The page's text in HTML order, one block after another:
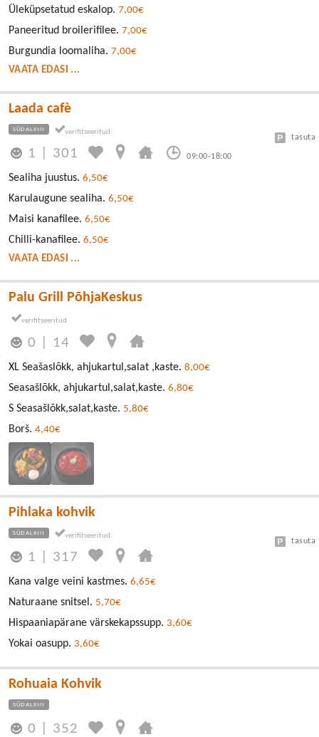
Üleküpsetatud eskalop. 7,00€
Paneeritud broilerifilee. 7,00€
Burgundia loomaliha. 7,00€
VAATA EDASI ...
Laada cafè
SÜDALINN
1 301 09:00-18:00
tasuta
Sealiha juustus. 6,50€
Karulaugune sealiha. 6,50€
Maisi kanafilee. 6,50€
Chilli-kanafilee. 6,50€
VAATA EDASI ...
Palu Grill PõhjaKeskus
0 14
XL Seašaslõkk, ahjukartul,salat ,kaste. 8,00€
Seasašlõkk, ahjukartul,salat,kaste. 6,80€
S Seasašlõkk,salat,kaste. 5,80€
Borš. 4,40€
Pihlaka kohvik
SÜDALINN
1 317
tasuta
Kana valge veini kastmes. 6,65€
Naturaane snitsel. 5,70€
Hispaaniapärane värskekapssupp. 3,60€
Yokai oasupp. 3,60€
Rohuaia Kohvik
SÜDALINN
0 352